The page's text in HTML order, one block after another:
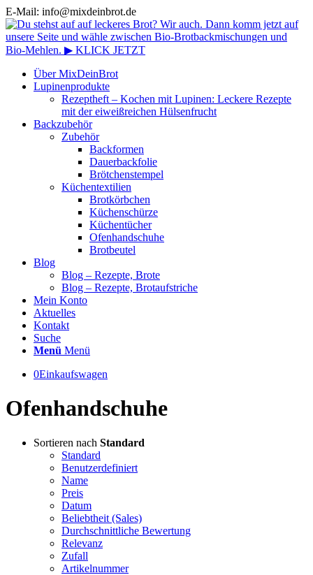
E-Mail: info@mixdeinbrot.de
Über MixDeinBrot
Lupinenprodukte
Rezeptheft – Kochen mit Lupinen: Leckere Rezepte
mit der eiweißreichen Hülsenfrucht
Backzubehör
Zubehör
Backformen
Dauerbackfolie
Brötchenstempel
Küchentextilien
Brotkörbchen
Küchenschürze
Küchentücher
Ofenhandschuhe
Brotbeutel
Blog
Blog – Rezepte, Brote
Blog – Rezepte, Brotaufstriche
Mein Konto
Aktuelles
Kontakt
Suche
Menü Menü
0Einkaufswagen
Ofenhandschuhe
Sortieren nach Standard
Standard
Benutzerdefiniert
Name
Preis
Datum
Beliebtheit (Sales)
Durchschnittliche Bewertung
Relevanz
Zufall
Artikelnummer